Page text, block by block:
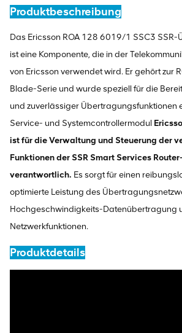
Produktbeschreibung
Das Ericsson ROA 128 6019/1 SSC3
ist eine Komponente, die in der
von Ericsson verwendet wird. Er gehört zur
Blade-Serie und wurde speziell für die
und zuverlässiger Übertragungsfunktionen
Service- und Systemcontrollermodul
ist für die Verwaltung und Steuerung der
Funktionen der SSR Smart Services
verantwortlich. Es sorgt für einen
optimierte Leistung des
Hochgeschwindigkeits-Datenübertragung
Netzwerkfunktionen.
Produktdetails